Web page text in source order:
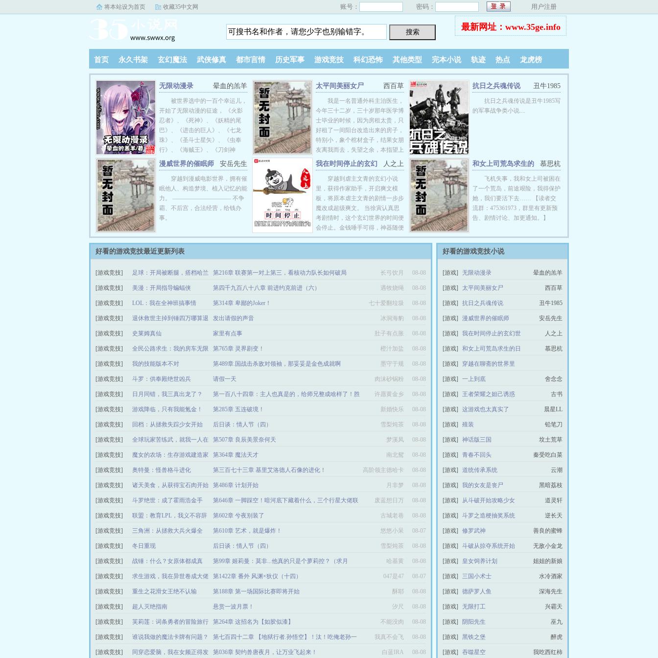
将本站设为首页 收藏35中文网 账号： 密码： 用户注册
最新网址：www.35ge.info
首页 永久书架 玄幻魔法 武侠修真 都市言情 历史军事 游戏竞技 科幻恐怖 其他类型 完本小说 轨迹 热点 龙虎榜
晕血的羔羊
无限动漫录
被世界选中的一百个幸运儿，
开始了无限动漫的征途， 《火影
忍者》、《死神》、《妖精的尾
巴》、《进击的巨人》、《七龙
珠》、《圣斗士星矢》、《虫奉
行》、《海贼王》、《刀剑神
域》、《学园默示录》、《罪恶王
冠》、《高达SEED》、《驱魔少
年》、《零度战姬》、《机巧少女
不爱受伤》、《鹡鸰女神》、《东
京暗鸦》、《魔法战争》、《恶魔
高校》、《吸血鬼骑士》、
《Fate/Style》等等成为他们的征
带出动漫中的人物，一切都会有
嘀…… 评分最低的人会被系统抹
杀，死也是有嘀，嘎嘎，这是爽和
的世界…… （一组内签作品，放
心收藏，求下推荐票）
西百草
太平间美丽女尸
我是一名普通外科主治医生，
今年三十二岁，三十岁那年医学博
士毕业的时候，因为房租太贵，只
好租了一间阳台改造出来的房子，
特别小，象个棺材盒子，结果女朋
友离我而去，失望之余，本指望上
班时的工资能够改善居住条件，结
果微薄的工资也没有让我如愿。因
为没有房子，女人也自然就不会有
了，男人嘛，难免有时候会饥渴，
无奈之下，只好以意淫凑合着对
付。这个棺材盒子样的房间睡了大
概有一年的时候吧，这一天，我正
在对着我们病房一个漂亮小护士意
淫到关键的时刻，突然从我们病房
的惨叫，我立刻飞奔过去于是我的
到一年后我鬼使神差真地爬进了我
们医院太平间里的一个棺材盒子...
丑牛1985
抗日之兵魂传说
抗日之兵魂传说是丑牛1985写
的军事战争类小说....
安岳先生
漫威世界的催眠师
穿越到漫威电影世界，拥有催
眠他人、构造梦境、植入记忆的能
力。 —————————— 不争
霸、不后宫，合法经营，给钱办
事。
人之上
我在时间停止的玄幻
世界为所欲为
穿越到虐主文青的玄幻小说
里，获得作家助手，开启爽文模
板，将原本虐主文青的剧情一步步
魔改成超级爽文。 当徐寅认真思
考剧情时，这个玄幻世界的时间便
会停止。金钱唾手可得，神器随便
捡，只要破防，没人能挡我一击！
慕思杭
和女上司荒岛求生的
日子飞机失事，我和女上司被困在
了一个荒岛，前途艰险，我得保护
她，我们要活下去…… 【读者交
流群：475361973，群里有更新预
告、剧情讨论、加更通知。】
好看的游戏竞技最近更新列表
[游戏竞技]
足球：开局被断腿，搭档哈兰
德！
第216章 联赛第一对上第三，看核动力队长如何破局 长弓饮月 08-08
[游戏竞技] 美漫：开局指导蝙蝠侠 第四千九百八十八章 前进约克前进（六） 遇牧烧绳 08-08
[游戏竞技] LOL：我在全神班搞事情 第314章 卑鄙的Joker！ 七十爱翻垃圾 08-08
[游戏竞技]
退休救世主掉到锤四万哪算退
休啊
发出请假的声音 冰洞海豹 08-08
[游戏竞技] 史莱姆真仙 家里有点事 肚子有点胀 08-08
[游戏竞技]
全民公路求生：我的房车无限
进化
第765章 灵界剧变！ 橙汁加盐 08-08
[游戏竞技] 我的技能版本不对 第489章.国战击杀敌对领袖，那妥妥是金色成就啊 墨守于规 08-08
[游戏竞技] 斗罗：供奉殿绝世凶兵 请假一天 肉沫砂锅粉 08-08
[游戏竞技] 日月同错，我三真出龙了？
第一百八十四章：主人也真是的，给师兄整成啥样了！胜
利依旧属于九界门！
许愿黄金乡 08-08
[游戏竞技] 游戏降临，只有我能氪金！ 第285章 五连破境！ 新婚快乐 08-08
[游戏竞技] 回档：从拯救失踪少女开始 后日谈：情人节（四） 雪梨炖茶 08-08
[游戏竞技]
全球玩家苦练武，就我一人在
修仙
第507章 良辰美景奈何天 梦溪凤 08-08
[游戏竞技]
魔女的农场：生存游戏建造家
园
第364章 魔法天才 南北鸳 08-08
[游戏竞技] 奥特曼：怪兽格斗进化 第三百七十三章 基里艾洛德人石像的进化！ 高阶领主德哈卡 08-08
[游戏竞技] 诸天美食，从获得宝石肉开始 第486章 计划开始 月非梦 08-08
[游戏竞技]
斗罗绝世：成了霍雨浩金手
指！
第646章 一脚踩空！暗河底下藏着什么，三个行星大佬联
手都干不死我
废蓝想日万 08-08
[游戏竞技] 联盟：教育LPL，我义不容辞 第602章 兮夜别装了 古城老巷 08-08
[游戏竞技]
三角洲：从拯救大兵火爆全
网！
第610章 艺术，就是爆炸！ 悠悠小呆 08-07
[游戏竞技] 冬日重现 后日谈：情人节（四） 雪梨炖茶 08-08
[游戏竞技]
战锤：什么？女原体都成真
了？
第99章 姬莉曼：莫非...他真的只是个萝莉控？（求月
票！）
哈基黄 08-08
[游戏竞技] 求生游戏，我在异世卷成大佬 第1422章 番外 风渊×狄仪（十四） 047是47 08-07
[游戏竞技] 重生之花滑女王绝不认输 第188章 第一场国际比赛即将开始 酥耶 08-08
[游戏竞技] 超人灭绝指南 悬赏一波月票！ 汐尺 08-08
[游戏竞技] 芙莉莲：词条勇者的冒险旅行 第264章 这招名为【如胶似漆】 不能没肉 08-08
[游戏竞技] 谁说我做的魔法卡牌有问题？
第七百四十二章 【地狱行者.孙悟空】！汰！吃俺老孙一
棒！
我真不会飞 08-08
[游戏竞技] 同穿恋爱脑，我在女频正得发 第036章 契约兽唐夜月，让万业飞起来！ 白蓝IRA 08-08
好看的游戏竞技小说
[游戏] 无限动漫录 晕血的羔羊
[游戏] 太平间美丽女尸 西百草
[游戏] 抗日之兵魂传说 丑牛1985
[游戏] 漫威世界的催眠师 安岳先生
[游戏]
我在时间停止的玄幻世
界为所欲为
人之上
[游戏]
和女上司荒岛求生的日
子
慕思杭
[游戏]
穿越在聊斋的世界里
碧海蓝天是我老婆
[游戏] 一上到底 舍念念
[游戏] 王者荣耀之妲己诱惑 古书
[游戏] 这游戏也太真实了 晨星LL
[游戏] 殖装 铅笔刀
[游戏] 神话版三国 坟土荒草
[游戏] 青春不回头 秦受吃白菜
[游戏] 道统传承系统 云潮
[游戏] 我的女友是丧尸 黑暗荔枝
[游戏] 从斗破开始攻略少女 道灵轩
[游戏] 斗罗之造梗抽奖系统 逆长天
[游戏] 修罗武神 善良的蜜蜂
[游戏] 斗破从掠夺系统开始 无敌小金龙
[游戏] 皇女饲养计划 姐姐的新娘
[游戏] 三国小术士 水冷酒家
[游戏] 德萨罗人鱼 深海先生
[游戏] 无限打工 兴霸天
[游戏] 阴阳先生 巫九
[游戏] 黑铁之堡 醉虎
[游戏] 吞噬星空 我吃西红柿